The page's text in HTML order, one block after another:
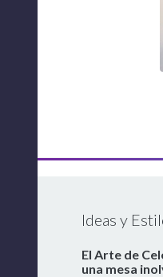
Ideas y
El Arte de
una mesa